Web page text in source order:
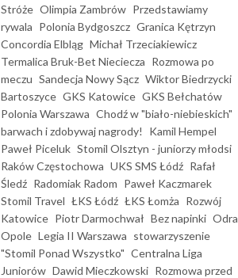
Stróże Olimpia Zambrów Przedstawiamy
rywala Polonia Bydgoszcz Granica Kętrzyn
Concordia Elbląg Michał Trzeciakiewicz
Termalica Bruk-Bet Nieciecza Rozmowa po
meczu Sandecja Nowy Sącz Wiktor Biedrzycki
Bartoszyce GKS Katowice GKS Bełchatów
Polonia Warszawa Chodź w "biało-niebieskich"
barwach i zdobywaj nagrody!
Kamil Hempel
Paweł Piceluk Stomil Olsztyn - juniorzy młodsi
Raków Częstochowa UKS SMS Łódź Rafał
Śledź Radomiak Radom Paweł Kaczmarek
Stomil Travel ŁKS Łódź ŁKS Łomża Rozwój
Katowice Piotr Darmochwał Bez napinki Odra
Opole Legia II Warszawa stowarzyszenie
"Stomil Ponad Wszystko" Centralna Liga
Juniorów Dawid Mieczkowski Rozmowa przed